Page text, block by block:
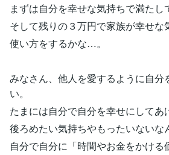
まずは自分を幸せな気持ちで満たし
そして残りの３万円で家族が幸せな
使い方をするかな…。
みなさん、他人を愛するように自分
い。
たまには自分で自分を幸せにしてあ
後ろめたい気持ちやもったいないな
自分で自分に「時間やお金をかける